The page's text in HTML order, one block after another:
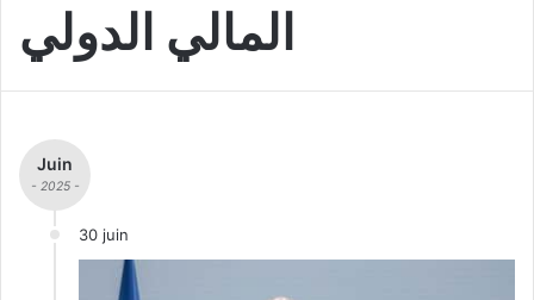
المالي الدولي
Juin
- 2025 -
30 juin